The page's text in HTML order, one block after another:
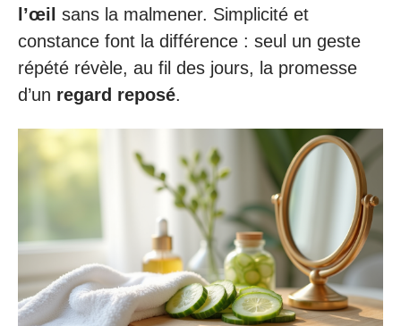
l’œil sans la malmener. Simplicité et
constance font la différence : seul un geste
répété révèle, au fil des jours, la promesse
d’un regard reposé.